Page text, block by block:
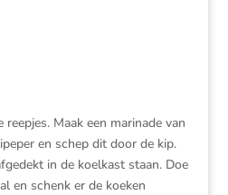
Maak een marinade van
en schep dit door de kip.
in de koelkast staan. Doe
en schenk er de koeken